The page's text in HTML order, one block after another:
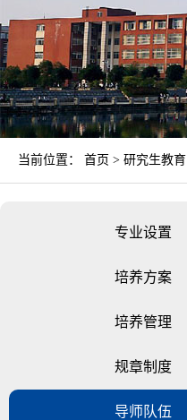
当前位置： 首页 > 研究生教育
专业设置
培养方案
培养管理
规章制度
导师队伍